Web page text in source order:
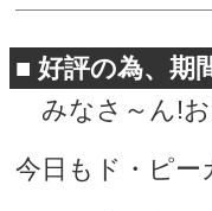
■ 好評の為、期
みなさ～ん!お
今日もド・ピー